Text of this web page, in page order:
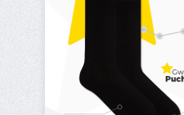
Kupując ten
3,50 zł
programie
Twój koszyk
, które będzie
zamienić na kupon